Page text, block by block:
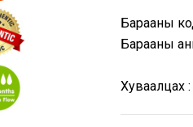
Барааны
Барааны
Хуваалцах :